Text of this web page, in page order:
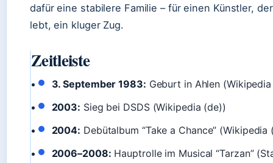
dafür eine stabilere Familie – für einen Künstler,
lebt, ein kluger Zug.
Zeitleiste
3. September 1983: Geburt in Ahlen
2003: Sieg bei DSDS (Wikipedia (de))
2004: Debütalbum “Take a Chance” (Wikipedia
2006–2008: Hauptrolle im Musical “Tarzan”